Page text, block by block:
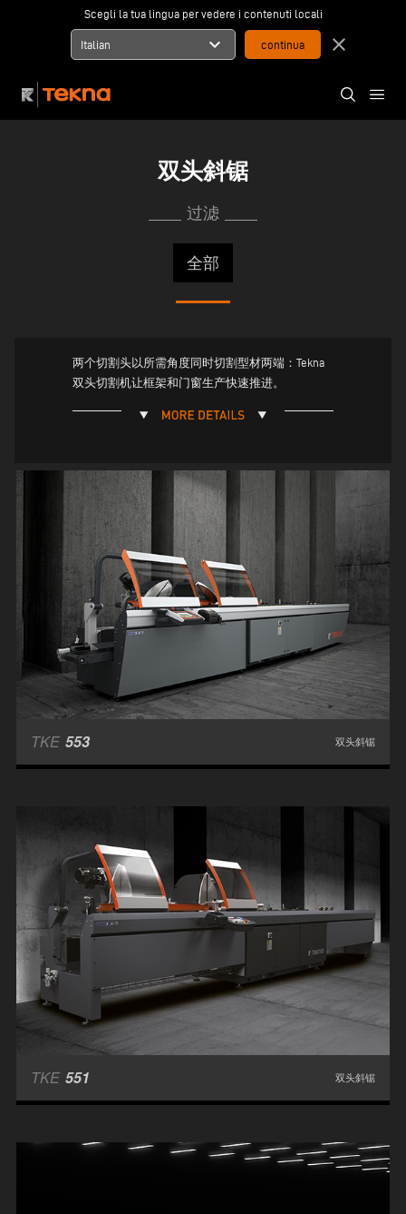
Scegli la tua lingua per vedere i contenuti locali
Italian expand_more close
双头斜锯
过滤
两个切割头以所需角度同时切割型材两端：Tekna
双头切割机让框架和门窗生产快速推进。
TKE 553 双头斜锯
TKE 551 双头斜锯